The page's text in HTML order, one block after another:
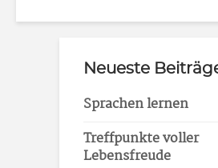
Neueste
Sprachen lernen
Treffpunkte voller
Lebensfreude